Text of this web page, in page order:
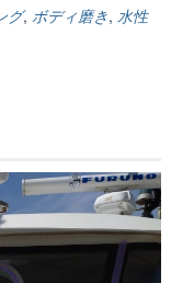
く？”
グ, ボディ磨き, 水性